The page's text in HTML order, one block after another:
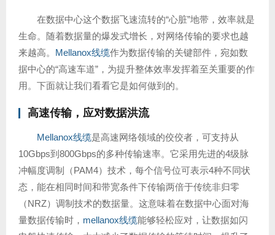
在数据中心这个数据飞速流转的“心脏”地带，效率就是
生命。随着数据量的爆发式增长，对网络传输的要求也越
来越高。 Mellanox线缆作为数据传输的关键部件，宛如数
据中心的“高速车道”，为提升整体效率发挥着至关重要的作
用。下面就让我们看看它是如何做到的。
高速传输，应对数据洪流
Mellanox线缆是高速网络领域的佼佼者，可支持从
10Gbps到800Gbps的多种传输速率。它采用先进的4级脉
冲幅度调制（PAM4）技术，每个信号位可表示4种不同状
态，能在相同时间和带宽条件下传输两倍于传统非归零
（NRZ）调制技术的数据量。这意味着在数据中心面对海
量数据传输时， mellanox线缆能够轻松应对，让数据如闪